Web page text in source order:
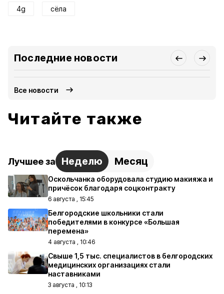
4g сёла
Последние новости
Все новости
Читайте также
Лучшее за Неделю Месяц
Оскольчанка оборудовала студию макияжа и
причёсок благодаря соцконтракту
6 августа , 15:45
Белгородские школьники стали
победителями в конкурсе «Большая
перемена»
4 августа , 10:46
Свыше 1,5 тыс. специалистов в белгородских
медицинских организациях стали
наставниками
3 августа , 10:13